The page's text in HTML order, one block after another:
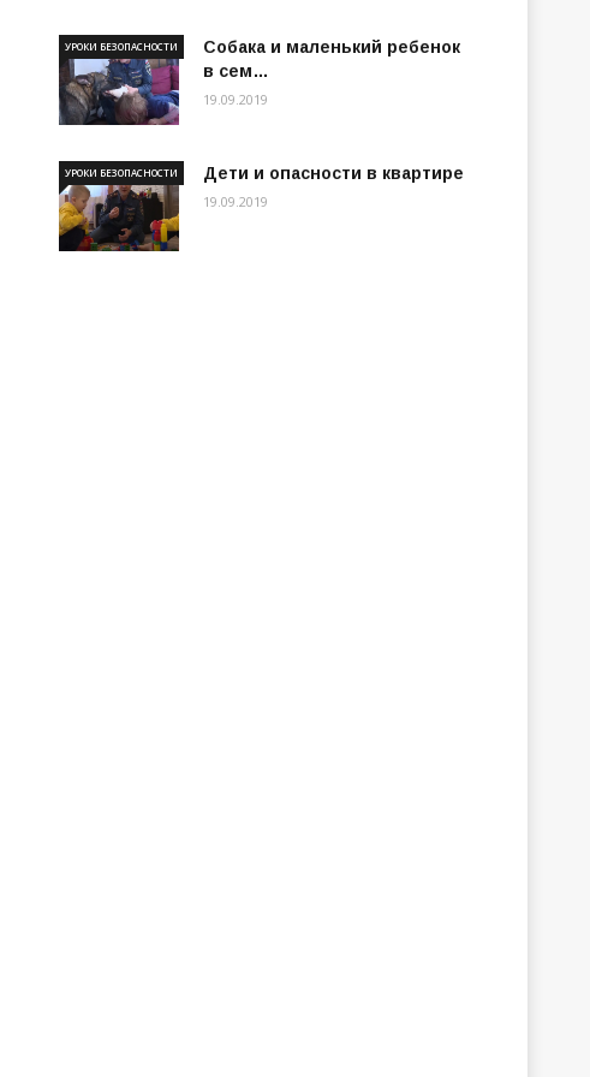
Собака и маленький ребенок
в сем…
УРОКИ БЕЗОПАСНОСТИ
19.09.2019
Дети и опасности в квартире
УРОКИ БЕЗОПАСНОСТИ
19.09.2019